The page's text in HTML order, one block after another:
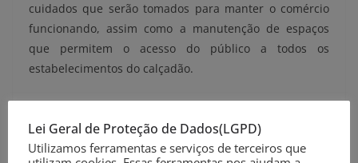
cuidados que serão tomados para manter o comércio
funcionando, assim como a manutenção de espaços
que permitem o acesso do público a todos os
estabelecimentos do calçadão.
Diversas intervenções no calçadão são previstas, como
a substituição integral das redes de drenagem pluvial e
de esgotamento sanitário; a reestruturação total do
Lei Geral de Proteção de Dados(LGPD)
Utilizamos ferramentas e serviços de terceiros que